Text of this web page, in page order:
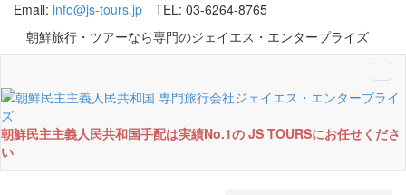
Email: info@js-tours.jp
TEL: 03-6264-8765
朝鮮旅行・ツアーなら専門のジェイエス・エンタープライズ
朝鮮民主主義人民共和国手配は実績No.1の JS TOURSにお任せくださ
い